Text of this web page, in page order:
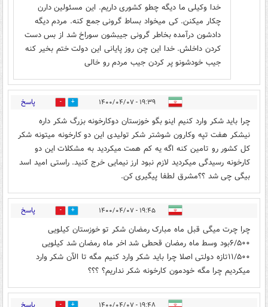
خدا وکیلی ما دیگه چطو کشوری داریم. این مسئولین دارن
چکار میکنن. کی میخواد بساط گرونی جمع کنه. مردم دیگه
دادشون درآمده بخاطر گرونی جیبشون سوراخ شد از بس دست
کردن داخلش. خدا این چن روز پایانی این دولت ختم بخیر کنه
جیب خودشونو پر کردن جیب مردم رو خالی
۱۹:۳۹ - ۱۴۰۰/۰۴/۰۷ 66 پاسخ
چرا باید شکر وارد کنیم اینو بگو خوزستان دوکارخونه بزرگ شکر داره
نیشکر هفت تپه وکارون شوشتر شکر تولیدی این دو کارخونه میتونه شکر
کل کشور رو تامین کنه اگه یه کم همت میکردید به مشکلات این دو
کارخونه رسیدگی میکردید لازم نبود ارز نیمایی خرج کنید. راستی امید اسد
بیگی چی شد ؟؟مشرق لطفا پیگیری کن.
۱۹:۴۵ - ۱۴۰۰/۰۴/۰۷ 31 پاسخ
چرا چرت میگی قبل ماه مبارک رمضان شکر تو خوزستان کیلویی
۶/۵۰۰بود وسط ماه رمضان قحطی شد اخر ماه رمضان شد کیلویی
۱۱/۵۰۰تازه دولتی اصلا چرا باید شکر وارد کنیم مگه تا الآن شکر وارد
میکردیم چرا مگه خودمون کارخونه شکر نداریم؟ ؟؟؟